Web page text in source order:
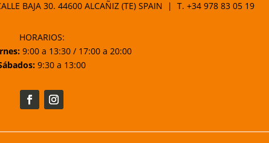
BAJA 30. 44600 ALCAÑIZ (TE) SPAIN | T. +34 978 83 05 19
HORARIOS:
9:00 a 13:30 / 17:00 a 20:00
9:30 a 13:00